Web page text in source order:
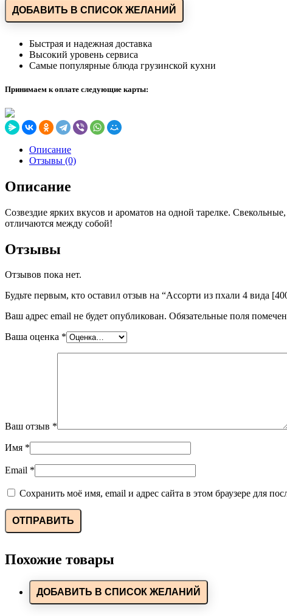
ДОБАВИТЬ В СПИСОК ЖЕЛАНИЙ
Быстрая и надежная доставка
Высокий уровень сервиса
Самые популярные блюда грузинской кухни
Принимаем к оплате следующие карты:
Описание
Отзывы (0)
Описание
Созвездие ярких вкусов и ароматов на одной тарелке.
отличаются между собой!
Отзывы
Отзывов пока нет.
Будьте первым, кто оставил отзыв на “Ассорти из пхали 4 вида
Ваш адрес email не будет опубликован. Обязательные поля
Ваша оценка *
Ваш отзыв *
Имя *
Email *
Сохранить моё имя, email и адрес сайта в этом браузере для
Похожие товары
ДОБАВИТЬ В СПИСОК ЖЕЛАНИЙ